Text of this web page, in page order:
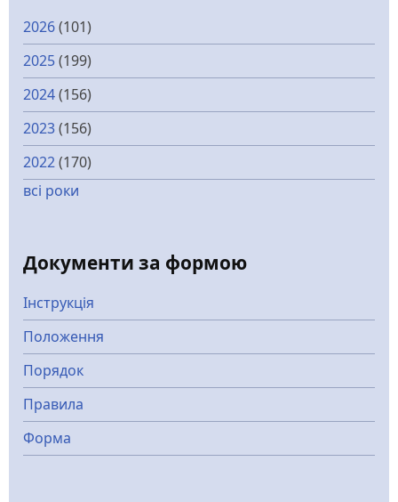
2026(101)
2025(199)
2024(156)
2023(156)
2022(170)
всі роки
Документи за формою
Інструкція
Положення
Порядок
Правила
Форма